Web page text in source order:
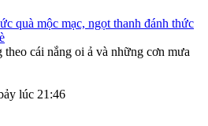
quà mộc mạc, ngọt thanh đánh thức
cái nắng oi ả và những cơn mưa
lúc 21:46